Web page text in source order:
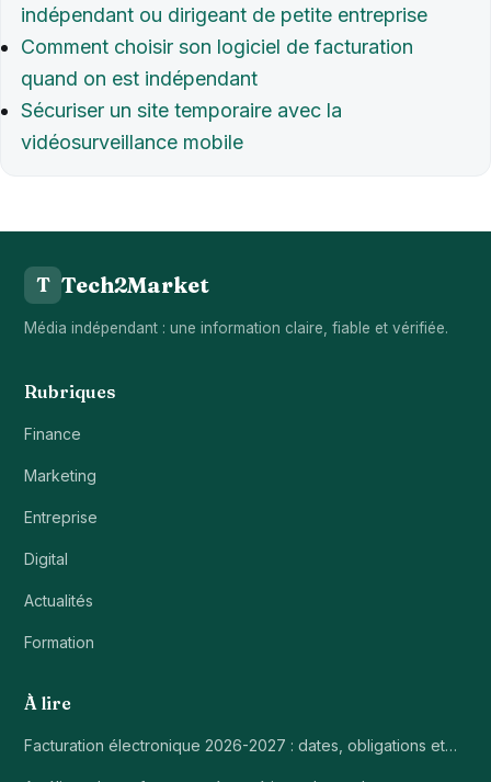
indépendant ou dirigeant de petite entreprise
Comment choisir son logiciel de facturation
quand on est indépendant
Sécuriser un site temporaire avec la
vidéosurveillance mobile
T Tech2Market
Média indépendant : une information claire, fiable et vérifiée.
Rubriques
Finance
Marketing
Entreprise
Digital
Actualités
Formation
À lire
Facturation électronique 2026-2027 : dates, obligations et…